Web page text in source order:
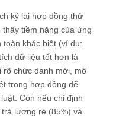
ký lại hợp đồng thử
tiềm năng của ứng
khác biệt (ví dụ:
dữ liệu tốt hơn là
rõ chức danh mới, mô
trong hợp đồng để
Còn nếu chỉ định
lương rẻ (85%) và